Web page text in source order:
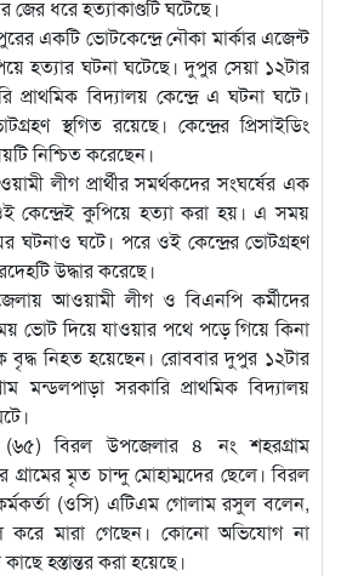
জের ধরে হত্যাকাণ্ডটি ঘটেছে।
একটি ভোটকেন্দ্রে নৌকা মার্কার এজেন্ট
হত্যার ঘটনা ঘটেছে। দুপুর সেয়া ১২টার
প্রাথমিক বিদ্যালয় কেন্দ্রে এ ঘটনা ঘটে।
স্থগিত রয়েছে। কেন্দ্রের প্রিসাইডিং
নিশ্চিত করেছেন।
লীগ প্রার্থীর সমর্থকদের সংঘর্ষের এক
কেন্দ্রেই কুপিয়ে হত্যা করা হয়। এ সময়
ঘটনাও ঘটে। পরে ওই কেন্দ্রের ভোটগ্রহণ
উদ্ধার করেছে।
আওয়ামী লীগ ও বিএনপি কর্মীদের
ভোট দিয়ে যাওয়ার পথে পড়ে গিয়ে কিনা
নিহত হয়েছেন। রোববার দুপুর ১২টার
মন্ডলপাড়া সরকারি প্রাথমিক বিদ্যালয়
(৬৫) বিরল উপজেলার ৪ নং শহরগ্রাম
গ্রামের মৃত চান্দু মোহাম্মদের ছেলে। বিরল
কর্মকর্তা (ওসি) এটিএম গোলাম রসুল বলেন,
করে মারা গেছেন। কোনো অভিযোগ না
হস্তান্তর করা হয়েছে।